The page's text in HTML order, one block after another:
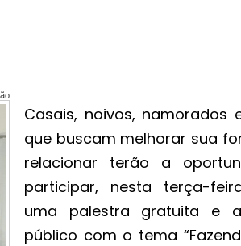
Casais, noivos, namorados
que buscam melhorar sua
relacionar terão a
participar, nesta terça-
uma palestra gratuita e
público com o tema